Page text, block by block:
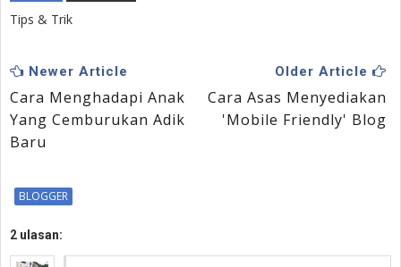
Tips & Trik
Newer Article
Cara Menghadapi Anak
Yang Cemburukan Adik
Baru
Older Article
Cara Asas Menyediakan
'Mobile Friendly' Blog
BLOGGER
2 ulasan: